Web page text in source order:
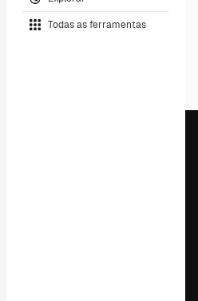
Todas as ferramentas